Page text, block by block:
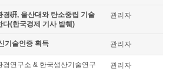
경硏, 울산대와 탄소중립 기술
다(한국경제 기사 발췌)
관리자
기술인증 획득 관리자
경연구소 & 한국생산기술연구
관리자